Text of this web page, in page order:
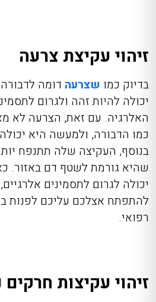
זיהוי עקיצת צרעה
בדיוק כמו שצרעה דומה
יכולה להיות זהה ולגרום
האלרגיה. עם זאת, הצרעה לא
כמו הדבורה, ולמעשה היא
בנוסף, העקיצה שלה תתנפח יותר
שהיא גורמת לשטף דם באזור.
יכולה לגרום לתסמינים
להתפתח אצלכם עליכם לפנות
רפואי.
זיהוי עקיצות חרקים